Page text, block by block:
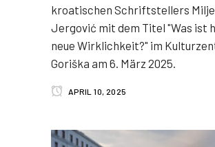
kroatischen Schriftstellers
Jergović mit dem Titel "Was ist
neue Wirklichkeit?" im
Goriška am 6. März 2025.
APRIL 10, 2025